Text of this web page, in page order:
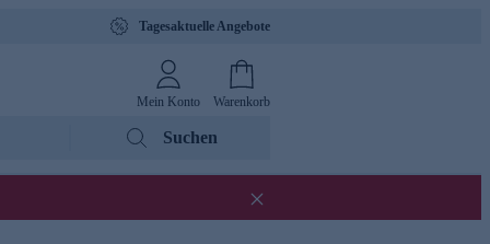
Tagesaktuelle Angebote
Mein Konto Warenkorb
Suchen